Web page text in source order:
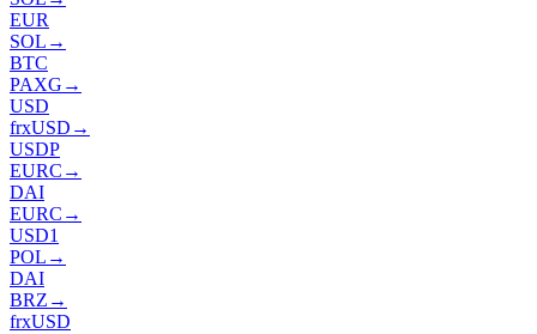
EUR
SOL →
BTC
PAXG →
USD
frxUSD →
USDP
EURC →
DAI
EURC →
USD1
POL →
DAI
BRZ →
frxUSD